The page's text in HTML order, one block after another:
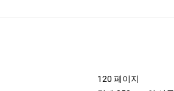
120 페이지